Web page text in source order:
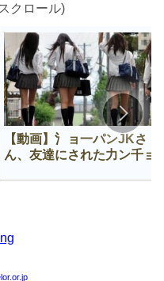
クロール)
【動画】氵ョ一パンJKさ
ん、友達にされた力ン千ョ